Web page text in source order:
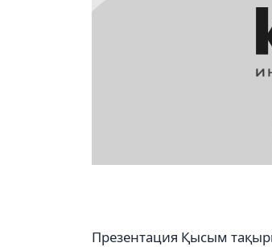
Презентация Қысым